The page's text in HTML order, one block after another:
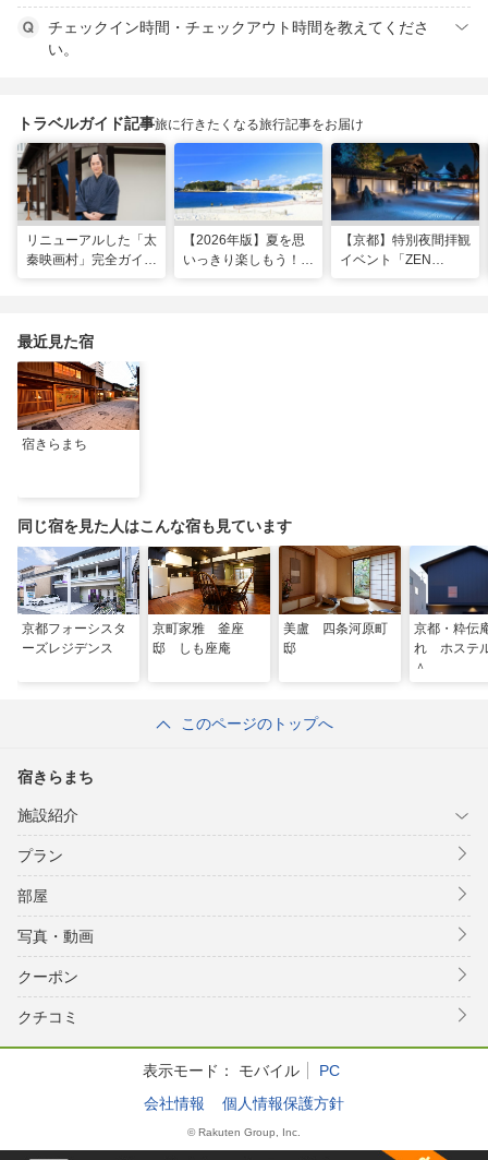
チェックイン時間・チェックアウト時間を教えてくださ
い。
トラベルガイド記事旅に行きたくなる旅行記事をお届け
リニューアルした「太
秦映画村」完全ガイ
【2026年版】夏を思
いっきり楽しもう！関
【京都】特別夜間拝観
イベント「ZEN
最近見た宿
宿きらまち
同じ宿を見た人はこんな宿も見ています
京都フォーシスタ
ーズレジデンス
京町家雅 釜座
邸 しも座庵
美盧 四条河原町
邸
京都・粋伝
れ ホステ
＾
このページのトップへ
宿きらまち
施設紹介
プラン
部屋
写真・動画
クーポン
クチコミ
表示モード： モバイル
PC
会社情報
個人情報保護方針
© Rakuten Group, Inc.